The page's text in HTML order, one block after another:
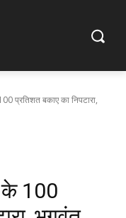
प्रतिशत बकाए का निपटारा,
के 100